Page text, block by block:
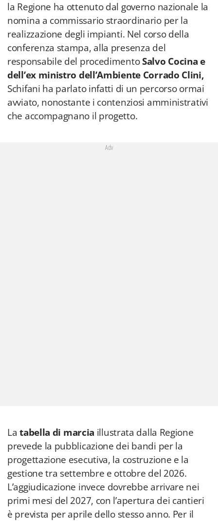
la Regione ha ottenuto dal governo nazionale la
nomina a commissario straordinario per la
realizzazione degli impianti. Nel corso della
conferenza stampa, alla presenza del
responsabile del procedimentoSalvo Cocina e
dell’ex ministro dell’Ambiente Corrado Clini,
Schifani ha parlato infatti di un percorso ormai
avviato, nonostante i contenziosi amministrativi
che accompagnano il progetto.
Adv
La tabella di marcia illustrata dalla Regione
prevede la pubblicazione dei bandi per la
progettazione esecutiva, la costruzione e la
gestione tra settembre e ottobre del 2026.
L’aggiudicazione invece dovrebbe arrivare nei
primi mesi del 2027, con l’apertura dei cantieri
è prevista per aprile dello stesso anno. Per il